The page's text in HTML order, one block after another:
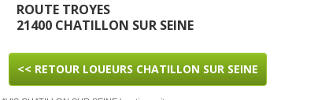
ROUTE TROYES
21400 CHATILLON SUR SEINE
<< RETOUR LOUEURS CHATILLON SUR SEINE